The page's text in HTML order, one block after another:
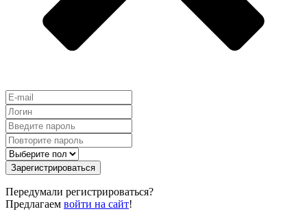
Зарегистрироваться
Передумали регистрироваться?
Предлагаем войти на сайт!